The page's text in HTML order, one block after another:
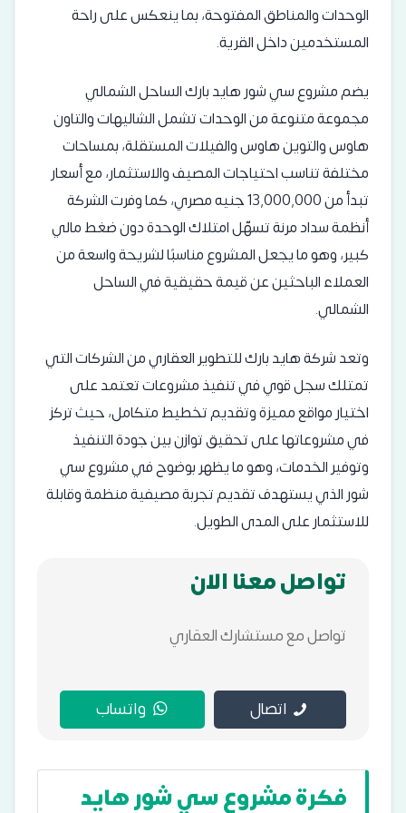
الوحدات والمناطق المفتوحة، بما ينعكس على راحة
المستخدمين داخل القرية.
يضم مشروع سي شور هايد بارك الساحل الشمالي
مجموعة متنوعة من الوحدات تشمل الشاليهات والتاون
هاوس والتوين هاوس والفيلات المستقلة، بمساحات
مختلفة تناسب احتياجات المصيف والاستثمار، مع أسعار
تبدأ من 13,000,000 جنيه مصري، كما وفرت الشركة
أنظمة سداد مرنة تسهّل امتلاك الوحدة دون ضغط مالي
كبير، وهو ما يجعل المشروع مناسبًا لشريحة واسعة من
العملاء الباحثين عن قيمة حقيقية في الساحل
الشمالي.
وتعد شركة هايد بارك للتطوير العقاري من الشركات التي
تمتلك سجل قوي في تنفيذ مشروعات تعتمد على
اختيار مواقع مميزة وتقديم تخطيط متكامل، حيث تركز
في مشروعاتها على تحقيق توازن بين جودة التنفيذ
وتوفير الخدمات، وهو ما يظهر بوضوح في مشروع سي
شور الذي يستهدف تقديم تجربة مصيفية منظمة وقابلة
للاستثمار على المدى الطويل.
تواصل معنا الان
تواصل مع مستشارك العقاري
اتصال واتساب
فكرة مشروع سي شور هايد